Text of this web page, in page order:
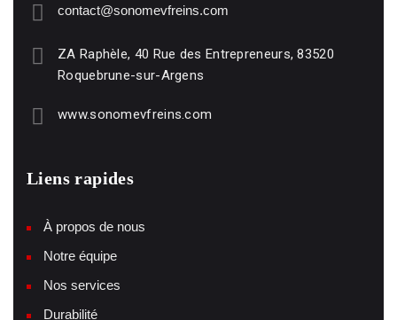
contact@sonomevfreins.com
ZA Raphèle, 40 Rue des Entrepreneurs, 83520
Roquebrune-sur-Argens
www.sonomevfreins.com
Liens rapides
À propos de nous
Notre équipe
Nos services
Durabilité